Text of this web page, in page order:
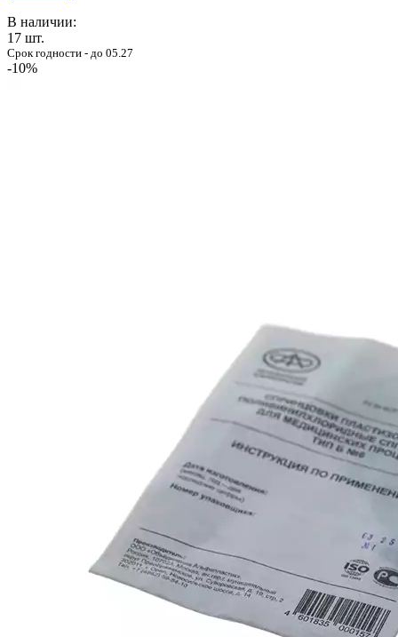
В наличии:
17 шт.
Срок годности - до 05.27
-10%